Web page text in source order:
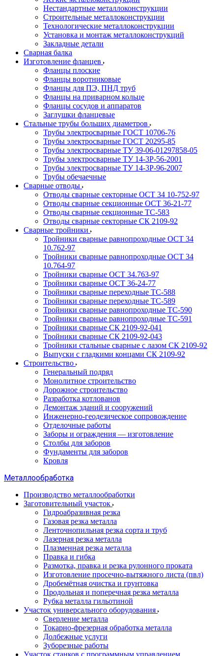
Нестандартные металлоконструкции
Строительные металлоконструкции
Технологические металлоконструкции
Установка и монтаж металлоконструкций
Закладные детали
Сварная балка
Изготовление фланцев
Фланцы плоские
Фланцы воротниковые
Фланцы для ПЭ, ПНД труб
Фланцы на приварном кольце
Фланцы сосудов и аппаратов
Заглушки фланцевые
Стальные трубы больших диаметров
Трубы электросварные ГОСТ 10706-76
Трубы электросварные ГОСТ 20295-85
Трубы электросварные ТУ 39-06-01297858-05
Трубы электросварные ТУ 14-3Р-56-2001
Трубы электросварные ТУ 14-3Р-96-2007
Трубы обечаечные
Сварные отводы
Отводы сварные секторные ОСТ 34 10-752-97
Отводы сварные секционные ОСТ 36-21-77
Отводы сварные секционные ТС-583
Отводы сварные секторные СК 2109-92
Сварные тройники
Тройники сварные равнопроходные ОСТ 34
10.762-97
Тройники сварные равнопроходные ОСТ 34
10.764-97
Тройники сварные ОСТ 34.763-97
Тройники сварные ОСТ 36-24-77
Тройники сварные переходные ТС-588
Тройники сварные переходные ТС-589
Тройники сварные равнопроходные ТС-590
Тройники сварные равнопроходные ТС-591
Тройники сварные СК 2109-92-041
Тройники сварные СК 2109-92-043
Тройники стальные сварные с лазом СК 2109-92
Выпуски с гладкими концами СК 2109-92
Строительство
Генеральный подряд
Монолитное строительство
Дорожное строительство
Разработка котлованов
Демонтаж зданий и сооружений
Инженерно-геодезическое сопровождение
Отделочные работы
Заборы и ограждения — изготовление
Столбы для заборов
Фундаменты для заборов
Кровля
Металлообработка
Производство металлообработки
Заготовительный участок
Гидроабразивная резка
Газовая резка металла
Ленточнопильная резка сорта и труб
Лазерная резка металла
Плазменная резка металла
Правка и гибка
Размотка, правка и резка рулонного проката
Изготовление просечно-вытяжного листа (пвл)
Дробемётная очистка и грунтовка
Продольная и поперечная резка металла
Рубка металла гильотиной
Участок универсального оборудования
Сверление металла
Токарно-фрезерная обработка металла
Долбежные услуги
Зуборезные работы
Участок станков с программным управлением